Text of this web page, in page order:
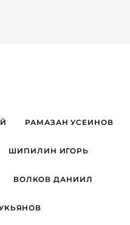
РАМАЗАН УСЕИНОВ
ШИПИЛИН ИГОРЬ
ВОЛКОВ ДАНИИЛ